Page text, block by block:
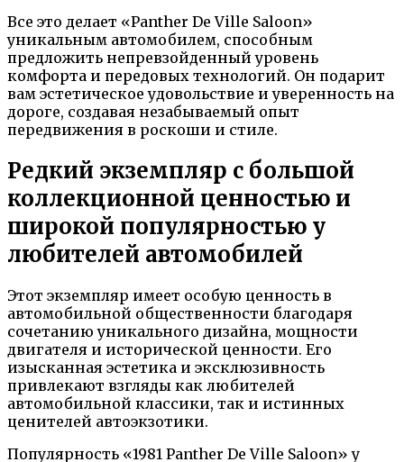
Все это делает «Panther De Ville Saloon»
уникальным автомобилем, способным
предложить непревзойденный уровень
комфорта и передовых технологий. Он подарит
вам эстетическое удовольствие и уверенность на
дороге, создавая незабываемый опыт
передвижения в роскоши и стиле.
Редкий экземпляр с большой
коллекционной ценностью и
широкой популярностью у
любителей автомобилей
Этот экземпляр имеет особую ценность в
автомобильной общественности благодаря
сочетанию уникального дизайна, мощности
двигателя и исторической ценности. Его
изысканная эстетика и эксклюзивность
привлекают взгляды как любителей
автомобильной классики, так и истинных
ценителей автоэкзотики.
Популярность «1981 Panther De Ville Saloon» у